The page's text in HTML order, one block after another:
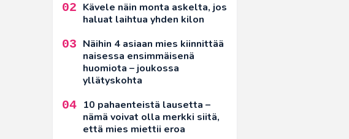
Kävele näin monta askelta, jos
haluat laihtua yhden kilon
Näihin 4 asiaan mies kiinnittää
naisessa ensimmäisenä
huomiota – joukossa
yllätyskohta
10 pahaenteistä lausetta –
nämä voivat olla merkki siitä,
että mies miettii eroa